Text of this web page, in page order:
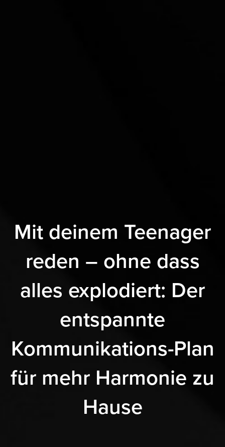
Mit deinem Teenager
reden – ohne dass
alles explodiert: Der
entspannte
Kommunikations-Plan
für mehr Harmonie zu
Hause